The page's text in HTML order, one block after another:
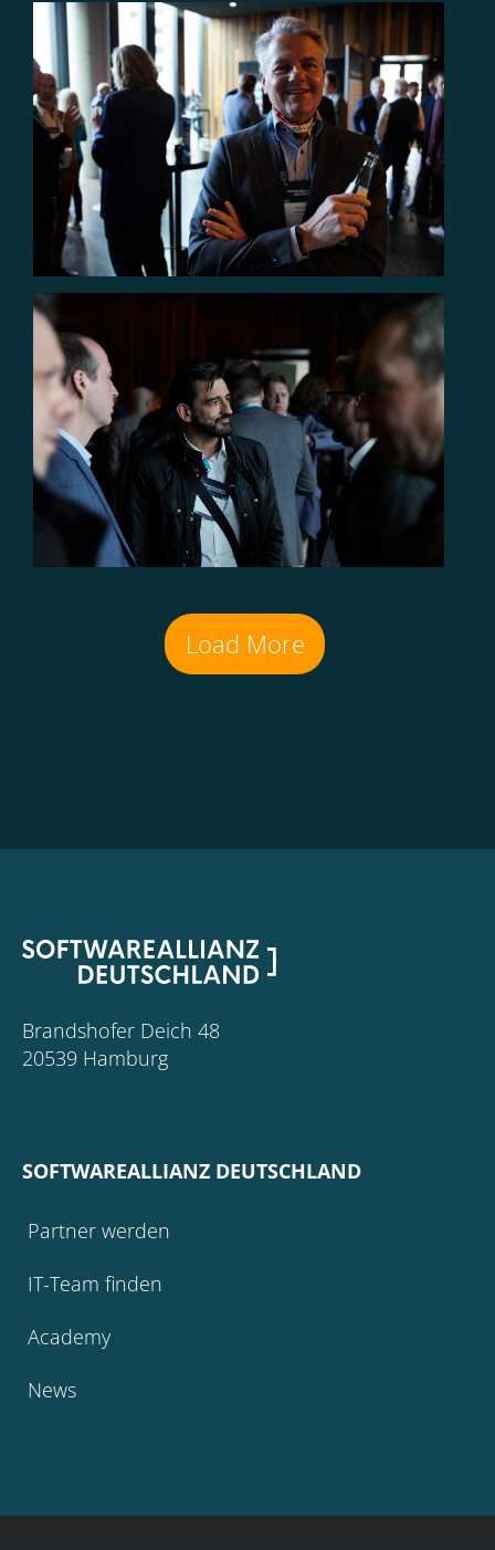
Load More
Brandshofer Deich 48
20539 Hamburg
SOFTWAREALLIANZ DEUTSCHLAND
Partner werden
IT-Team finden
Academy
News